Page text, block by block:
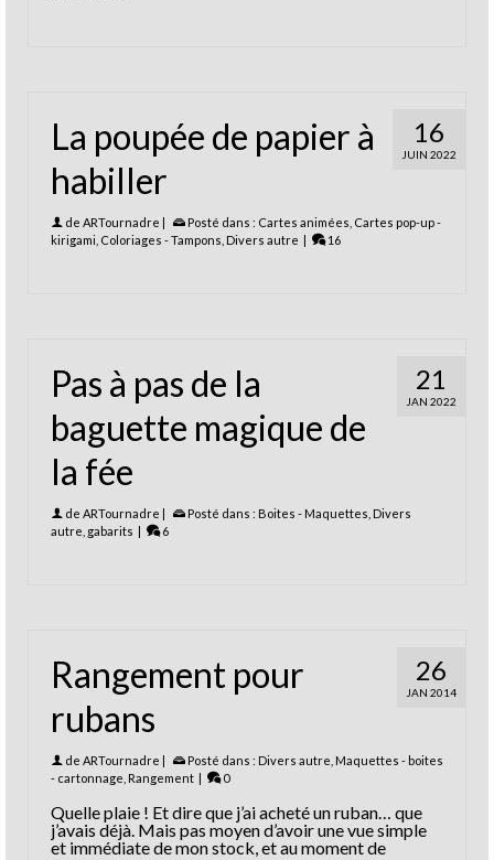
16
JUIN 2022
La poupée de papier à
habiller
de ARTournadre | Posté dans : Cartes animées Cartes pop-up -
kirigami Coloriages - Tampons Divers autre | 16
21
JAN 2022
Pas à pas de la
baguette magique de
la fée
de ARTournadre | Posté dans : Boites - Maquettes Divers
autre gabarits | 6
26
JAN 2014
Rangement pour
rubans
de ARTournadre | Posté dans : Divers autre Maquettes - boites
- cartonnage Rangement | 0
Quelle plaie ! Et dire que j’ai acheté un ruban… que
j’avais déjà. Mais pas moyen d’avoir une vue simple
et immédiate de mon stock, et au moment de